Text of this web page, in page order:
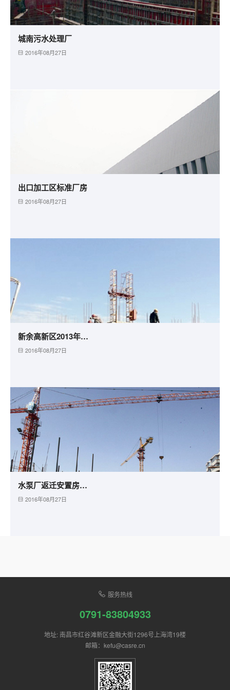
城南污水处理厂
2016年08月27日
出口加工区标准厂房
2016年08月27日
新余高新区2013年廉租房建设项目
2016年08月27日
水泵厂返迁安置房工程
2016年08月27日
服务热线
0791-83804933
地址: 南昌市红谷滩新区金融大街1296号上海湾19楼
邮箱：kefu@casre.cn